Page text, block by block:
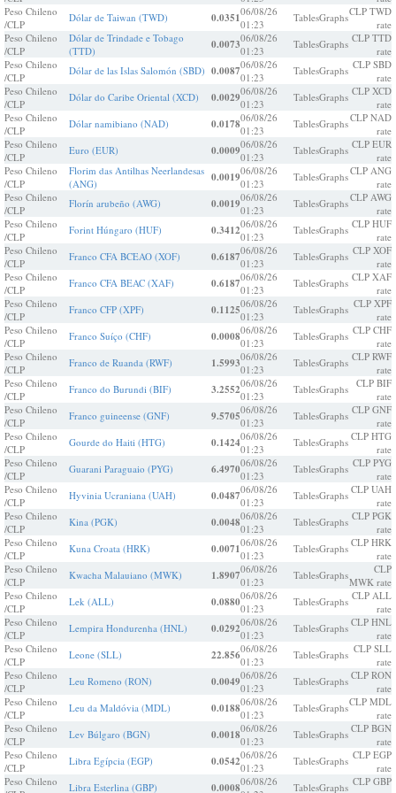
Peso Chileno
/CLP
Dólar de Taiwan (TWD) 0.035106/08/26
01:23
TablesGraphsCLP TWD
rate
Peso Chileno
/CLP
Dólar de Trindade e Tobago
(TTD)
0.007306/08/26
01:23
TablesGraphs CLP TTD
rate
Peso Chileno
/CLP
Dólar de las Islas Salomón (SBD) 0.008706/08/26
01:23
TablesGraphs CLP SBD
rate
Peso Chileno
/CLP
Dólar do Caribe Oriental (XCD) 0.002906/08/26
01:23
TablesGraphs CLP XCD
rate
Peso Chileno
/CLP
Dólar namibiano (NAD) 0.017806/08/26
01:23
TablesGraphsCLP NAD
rate
Peso Chileno
/CLP
Euro (EUR) 0.000906/08/26
01:23
TablesGraphs CLP EUR
rate
Peso Chileno
/CLP
Florim das Antilhas Neerlandesas
(ANG)
0.001906/08/26
01:23
TablesGraphsCLP ANG
rate
Peso Chileno
/CLP
Florín arubeño (AWG) 0.001906/08/26
01:23
TablesGraphsCLP AWG
rate
Peso Chileno
/CLP
Forint Húngaro (HUF) 0.341206/08/26
01:23
TablesGraphs CLP HUF
rate
Peso Chileno
/CLP
Franco CFA BCEAO (XOF) 0.618706/08/26
01:23
TablesGraphs CLP XOF
rate
Peso Chileno
/CLP
Franco CFA BEAC (XAF) 0.618706/08/26
01:23
TablesGraphs CLP XAF
rate
Peso Chileno
/CLP
Franco CFP (XPF) 0.112506/08/26
01:23
TablesGraphs CLP XPF
rate
Peso Chileno
/CLP
Franco Suíço (CHF) 0.000806/08/26
01:23
TablesGraphs CLP CHF
rate
Peso Chileno
/CLP
Franco de Ruanda (RWF) 1.599306/08/26
01:23
TablesGraphs CLP RWF
rate
Peso Chileno
/CLP
Franco do Burundi (BIF) 3.255206/08/26
01:23
TablesGraphs CLP BIF
rate
Peso Chileno
/CLP
Franco guineense (GNF) 9.570506/08/26
01:23
TablesGraphs CLP GNF
rate
Peso Chileno
/CLP
Gourde do Haiti (HTG) 0.142406/08/26
01:23
TablesGraphs CLP HTG
rate
Peso Chileno
/CLP
Guarani Paraguaio (PYG) 6.497006/08/26
01:23
TablesGraphs CLP PYG
rate
Peso Chileno
/CLP
Hyvinia Ucraniana (UAH) 0.048706/08/26
01:23
TablesGraphs CLP UAH
rate
Peso Chileno
/CLP
Kina (PGK) 0.004806/08/26
01:23
TablesGraphs CLP PGK
rate
Peso Chileno
/CLP
Kuna Croata (HRK) 0.007106/08/26
01:23
TablesGraphs CLP HRK
rate
Peso Chileno
/CLP
Kwacha Malauiano (MWK) 1.890706/08/26
01:23
TablesGraphs
CLP
MWK rate
Peso Chileno
/CLP
Lek (ALL) 0.088006/08/26
01:23
TablesGraphs CLP ALL
rate
Peso Chileno
/CLP
Lempira Hondurenha (HNL) 0.029206/08/26
01:23
TablesGraphs CLP HNL
rate
Peso Chileno
/CLP
Leone (SLL) 22.85606/08/26
01:23
TablesGraphs CLP SLL
rate
Peso Chileno
/CLP
Leu Romeno (RON) 0.004906/08/26
01:23
TablesGraphs CLP RON
rate
Peso Chileno
/CLP
Leu da Maldóvia (MDL) 0.018806/08/26
01:23
TablesGraphsCLP MDL
rate
Peso Chileno
/CLP
Lev Búlgaro (BGN) 0.001806/08/26
01:23
TablesGraphs CLP BGN
rate
Peso Chileno
/CLP
Libra Egípcia (EGP) 0.054206/08/26
01:23
TablesGraphs CLP EGP
rate
Peso Chileno
Libra Esterlina (GBP) 0.000806/08/26
TablesGraphs CLP GBP